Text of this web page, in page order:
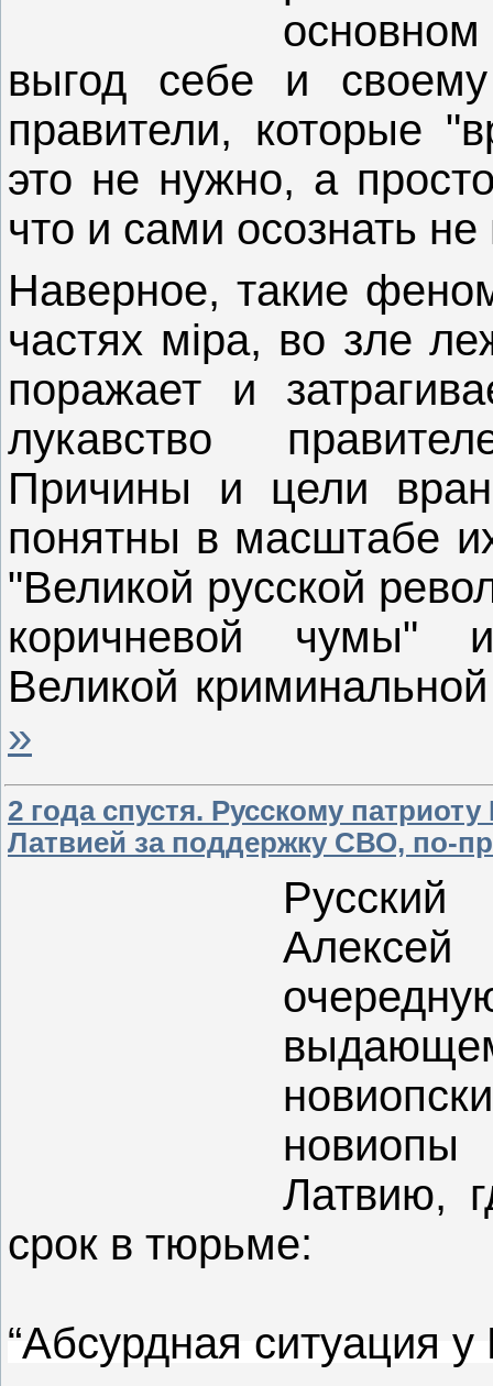
выгод себе и своему
правители, которые
это не нужно, а
что и сами осознать не
Наверное, такие
частях мiра, во зле
поражает и
лукавство
Причины и цели
понятны в масштабе
"Великой русской
коричневой чумы"
Великой
»
2 года спустя. Русскому
Латвией за поддержку СВО, по-
Латвию,
срок в тюрьме:
“Абсурдная ситуация